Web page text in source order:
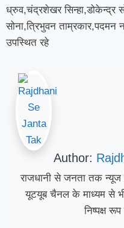
ध्रुव,चंद्रशेखर सिन्हा,डोकेन्द्र
सोना,त्रिभुवन ताम्रकार,पदमन
उपस्थित रहे
Author:
राजधानी से जनता तक
यूटयूब चैनल के माध्यम से
निष्पक्ष